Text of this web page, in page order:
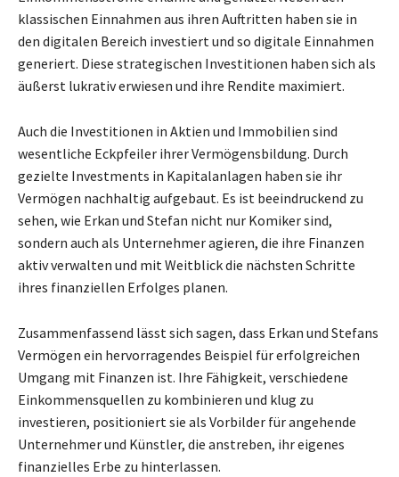
klassischen Einnahmen aus ihren Auftritten haben sie in
den digitalen Bereich investiert und so digitale Einnahmen
generiert. Diese strategischen Investitionen haben sich als
äußerst lukrativ erwiesen und ihre Rendite maximiert.
Auch die Investitionen in Aktien und Immobilien sind
wesentliche Eckpfeiler ihrer Vermögensbildung. Durch
gezielte Investments in Kapitalanlagen haben sie ihr
Vermögen nachhaltig aufgebaut. Es ist beeindruckend zu
sehen, wie Erkan und Stefan nicht nur Komiker sind,
sondern auch als Unternehmer agieren, die ihre Finanzen
aktiv verwalten und mit Weitblick die nächsten Schritte
ihres finanziellen Erfolges planen.
Zusammenfassend lässt sich sagen, dass Erkan und Stefans
Vermögen ein hervorragendes Beispiel für erfolgreichen
Umgang mit Finanzen ist. Ihre Fähigkeit, verschiedene
Einkommensquellen zu kombinieren und klug zu
investieren, positioniert sie als Vorbilder für angehende
Unternehmer und Künstler, die anstreben, ihr eigenes
finanzielles Erbe zu hinterlassen.